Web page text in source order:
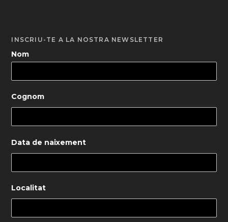
INSCRIU-TE A LA NOSTRA NEWSLETTER
Nom
Cognom
Data de naixement
Localitat